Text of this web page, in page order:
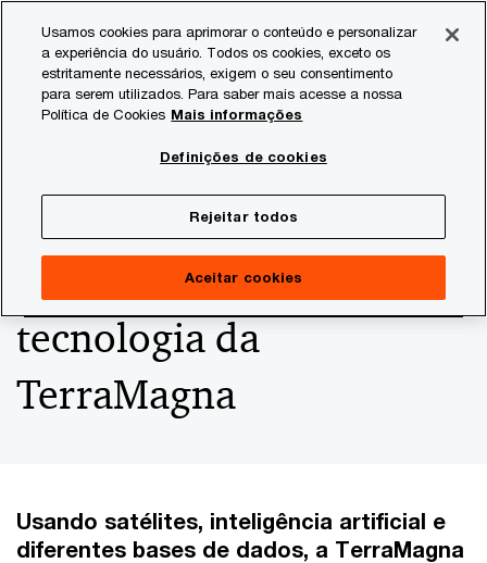
content
footer
Consultoria
AgroGalaxy reduz em
60% perdas por
inadimplência com
tecnologia da
TerraMagna
Usando satélites, inteligência artificial e
diferentes bases de dados, a TerraMagna
Usamos cookies para aprimorar o conteúdo e personalizar
a experiência do usuário. Todos os cookies, exceto os
estritamente necessários, exigem o seu consentimento
para serem utilizados. Para saber mais acesse a nossa
Política de Cookies Mais informações
Definições de cookies
Rejeitar todos
Aceitar cookies